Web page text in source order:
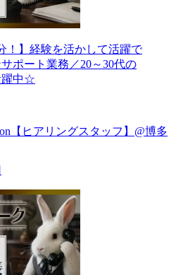
！】経験を活かして活躍で
ポート業務／20～30代の
躍中☆
【ヒアリングスタッフ】@博多